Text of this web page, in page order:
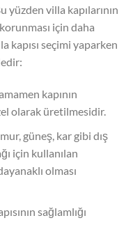
yüzden villa kapılarının
için daha
kapısı seçimi yaparken
kapının
olarak üretilmesidir.
güneş, kar gibi dış
için kullanılan
olması
sağlamlığı